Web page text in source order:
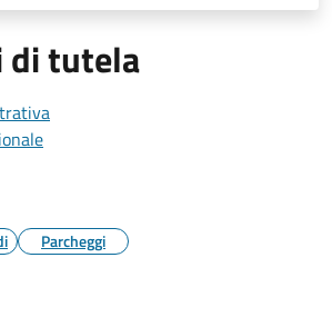
di tutela
Parcheggi